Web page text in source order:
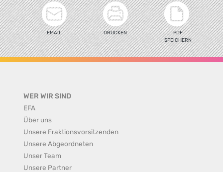
EMAIL DRUCKEN
PDF
SPEICHERN
WER WIR SIND
EFA
Über uns
Unsere Fraktionsvorsitzenden
Unsere Abgeordneten
Unser Team
Unsere Partner